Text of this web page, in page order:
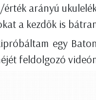
arányú
a kezdők is
egy
feldolgozó